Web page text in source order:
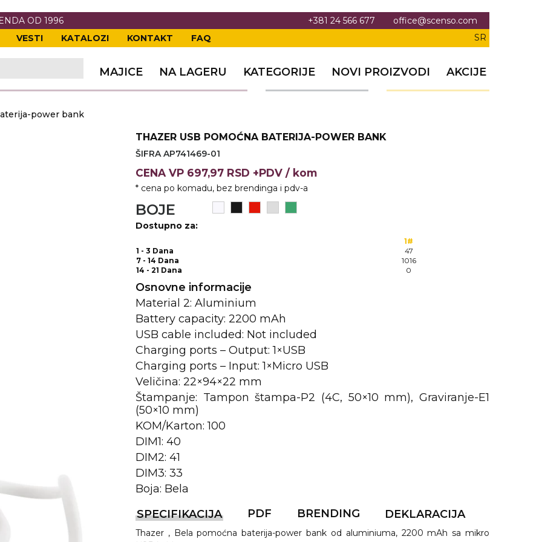
OD 1996 +381 24 566 677
office@scenso.com
VESTI KATALOZI KONTAKT FAQ SR
MAJICE NA LAGERU KATEGORIJE NOVI PROIZVODI AKCIJE
power bank
THAZER USB POMOĆNA BATERIJA-POWER BANK
ŠIFRA AP741469-01
CENA VP 697,97 RSD +PDV / kom
* cena po komadu, bez brendinga i pdv-a
BOJE
Dostupno za:
1#
1 - 3 Dana
47
7 - 14 Dana
1016
14 - 21 Dana
0
Osnovne informacije
Material 2: Aluminium
Battery capacity: 2200 mAh
USB cable included: Not included
Charging ports – Output: 1×USB
Charging ports – Input: 1×Micro USB
Veličina: 22×94×22 mm
Štampanje: Tampon štampa-P2 (4C, 50×10 mm), Graviranje-E1
(50×10 mm)
KOM/Karton: 100
DIM1: 40
DIM2: 41
DIM3: 33
Boja: Bela
SPECIFIKACIJA
PDF BRENDING DEKLARACIJA
Thazer , Bela pomoćna baterija-power bank od aluminiuma, 2200 mAh sa mikro